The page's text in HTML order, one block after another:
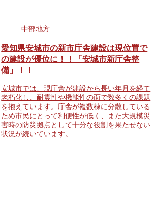
中部地方
愛知県安城市の新市庁舎建設は現位置で
の建設が優位に！！「安城市新庁舎整
備」！！
安城市では、現庁舎が建設から長い年月を経て
老朽化し、耐震性や機能性の面で数多くの課題
を抱えています。庁舎が複数棟に分散している
ため市民にとって利便性が低く、また大規模災
害時の防災拠点として十分な役割を果たせない
状況が続いています。 ...